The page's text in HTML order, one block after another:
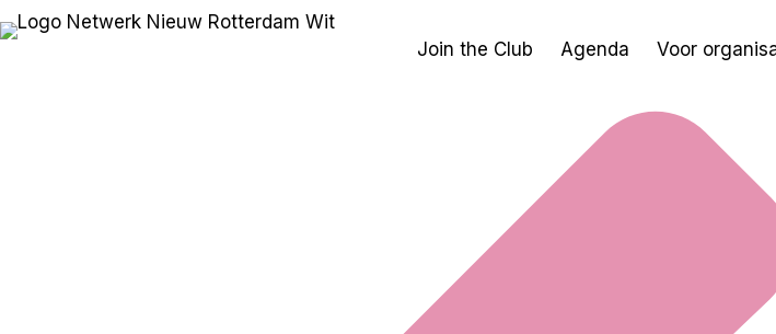
Ga
naar
Join the Club
Agenda Voor